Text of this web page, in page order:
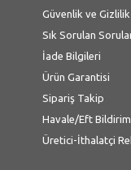
Güvenlik ve
Sık Sorulan
İade Bilgileri
Ürün Garantisi
Sipariş Takip
Havale/Eft
Üretici-İthalatçi